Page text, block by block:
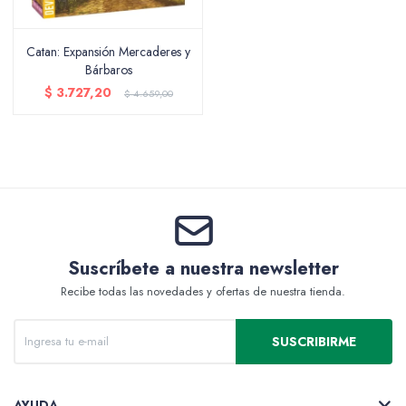
Catan: Expansión Mercaderes y
Bárbaros
$ 3.727,20 $4.659,00
Suscríbete a nuestra newsletter
Recibe todas las novedades y ofertas de nuestra tienda.
SUSCRIBIRME
Packing y Regalaría
Cotillón y Sorpresitas